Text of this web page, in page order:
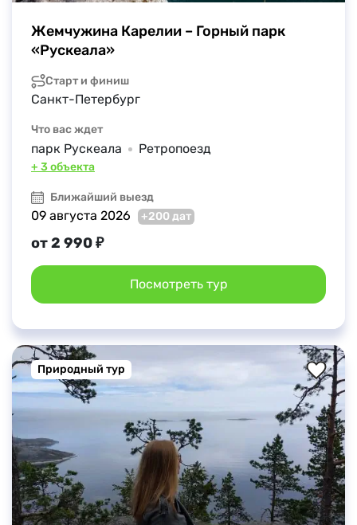
Жемчужина Карелии – Горный парк
«Рускеала»
Старт и финиш
Санкт-Петербург
Что вас ждет
парк Рускеала Ретропоезд
+ 3 объекта
Ближайший выезд
09 августа 2026 +200 дат
от 2 990 ₽
Посмотреть тур
Природный тур